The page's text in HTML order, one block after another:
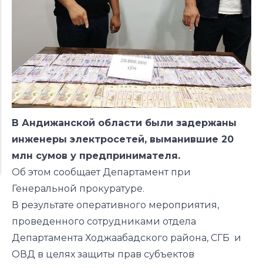
В Андижанской области были задержаны
инженеры электросетей, выманившие 20
млн сумов у предпринимателя.
Об этом сообщает Департамент при
Генеральной прокуратуре.
В результате оперативного мероприятия,
проведенного сотрудниками отдела
Департамента Ходжаабадского района, СГБ и
ОВД в целях защиты прав субъектов